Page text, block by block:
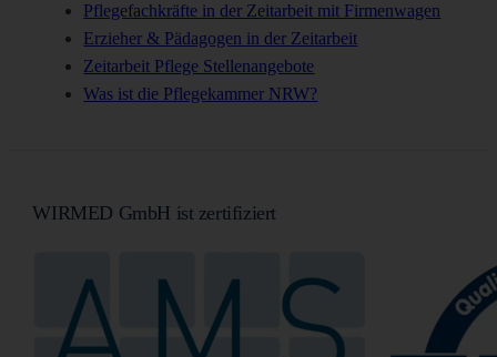
Pflegefachkräfte in der Zeitarbeit mit Firmenwagen
Erzieher & Pädagogen in der Zeitarbeit
Zeitarbeit Pflege Stellenangebote
Was ist die Pflegekammer NRW?
WIRMED GmbH ist zertifiziert